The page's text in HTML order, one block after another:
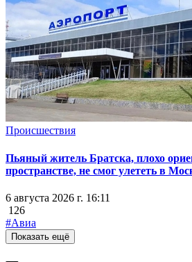
Происшествия
Пьяный житель Братска, плохо
пространстве, не смог улететь в
6 августа 2026 г. 16:11
126
#Авиа
Показать ещё